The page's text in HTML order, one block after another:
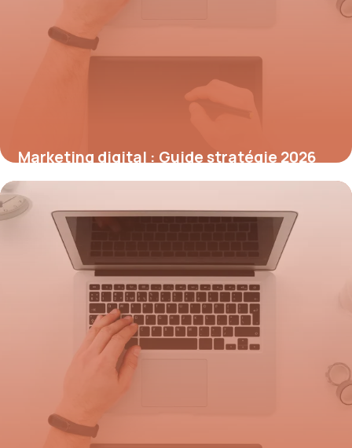
Marketing digital : Guide stratégie 2026
7 juillet 2026